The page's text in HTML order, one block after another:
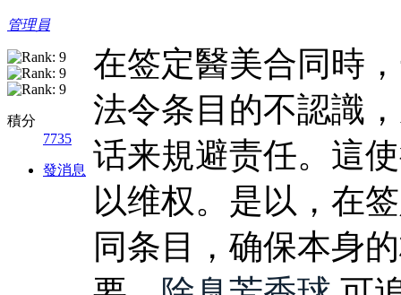
管理員
積分
7735
發消息
在签定醫美合同時
法令条目的不認識
话来規避责任。這
以维权。是以，在
同条目，确保本身